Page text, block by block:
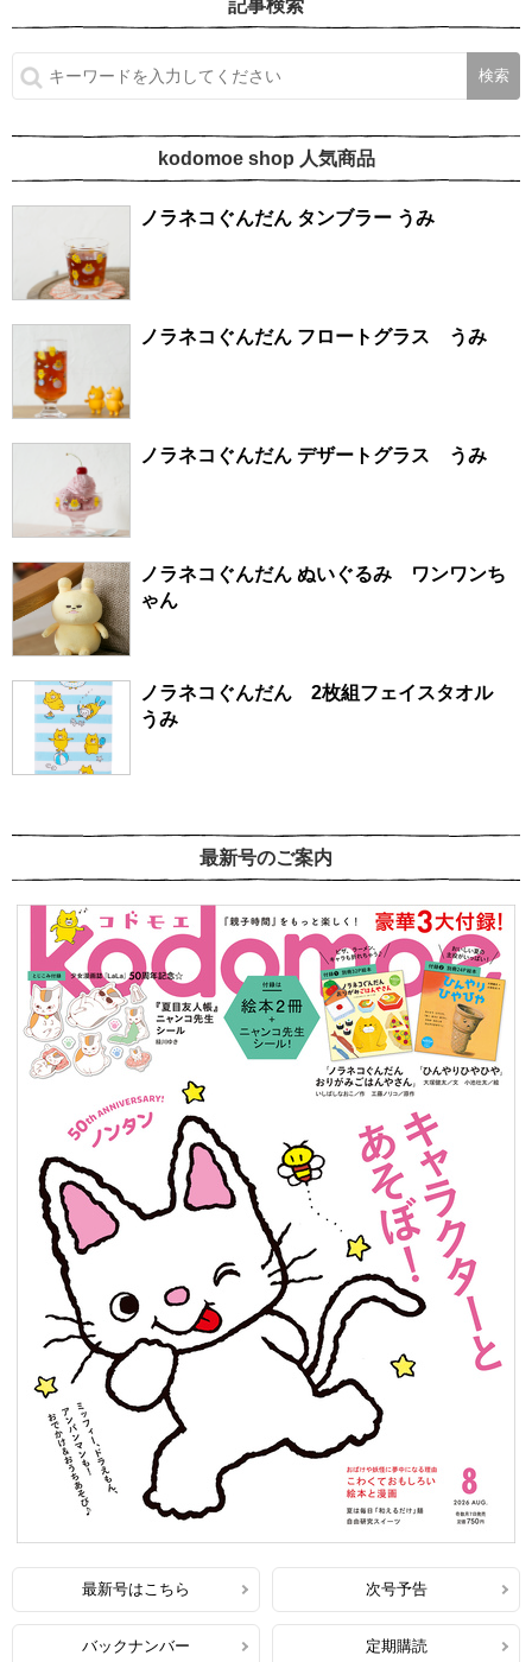
記事検索
kodomoe shop 人気商品
ノラネコぐんだん タンブラー うみ
ノラネコぐんだん フロートグラス うみ
ノラネコぐんだん デザートグラス うみ
ノラネコぐんだん ぬいぐるみ ワンワンち
ゃん
ノラネコぐんだん 2枚組フェイスタオル
うみ
最新号のご案内
最新号はこちら 次号予告
バックナンバー 定期購読